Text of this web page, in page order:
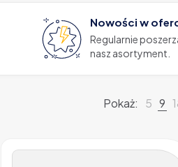
Nowości w
Regularnie
nasz asortyment.
Pokaż: 5 9